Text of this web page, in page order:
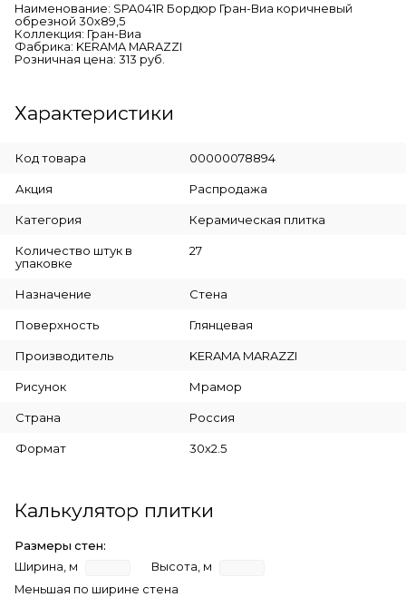
Наименование: SPA041R Бордюр Гран-Виа коричневый
обрезной 30х89,5
Коллекция: Гран-Виа
Фабрика: KERAMA MARAZZI
Розничная цена: 313 руб.
Характеристики
Код товара 00000078894
Акция Распродажа
Категория Керамическая плитка
Количество штук в
упаковке
27
Назначение Стена
Поверхность Глянцевая
Производитель KERAMA MARAZZI
Рисунок Мрамор
Страна Россия
Формат 30х2.5
Калькулятор плитки
Размеры стен:
Ширина, м
Высота, м
Меньшая по ширине стена